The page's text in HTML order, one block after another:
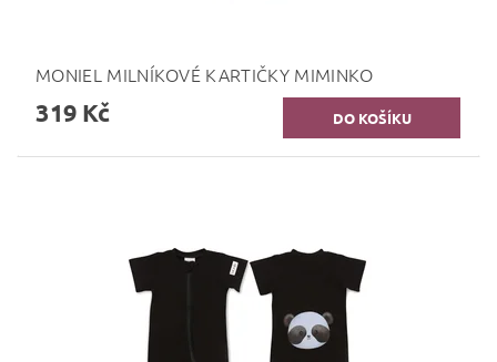
MONIEL MILNÍKOVÉ KARTIČKY MIMINKO
319 Kč